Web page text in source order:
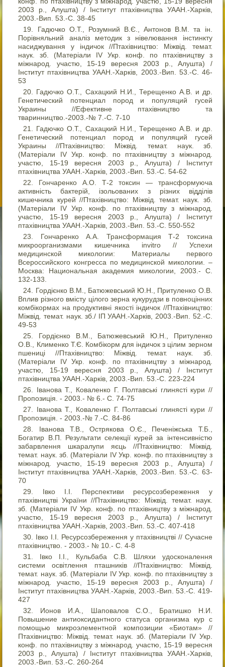
2003 р., Алушта) / Інститут птахівництва УААН.-Харків,
2003.-Вип. 53.-С. 38-45
Гадючко О.Т., Розумний В.Є., Антонов В.М. та ін.
Порівняльний аналіз методик з нівелювання інстинкту
насиджування у індичок //Птахівництво: Міжвід. темат.
наук. зб. (Матеріали IV Укр. конф. по птахівництву з
міжнарод. участю, 15-19 вересня 2003 р., Алушта) /
Інститут птахівництва УААН.-Харків, 2003.-Вип. 53.-С. 46-
53
Гадючко О.Т., Сахацкий Н.И., Терещенко А.В. и др.
Генетический потенциал пород и популяций гусей
Украины //Ефективне птахівництво та
тваринництво.-2003.-№ 7.-С. 7-10
Гадючко О.Т., Сахацкий Н.И., Терещенко А.В. и др.
Генетический потенциал пород и популяций гусей
Украины //Птахівництво: Міжвід. темат. наук. зб.
(Матеріали IV Укр. конф. по птахівництву з міжнарод.
участю, 15-19 вересня 2003 р., Алушта) / Інститут
птахівництва УААН.-Харків, 2003.-Вип. 53.-С. 54-62
Гончаренко А.О. Т-2 токсин — трансформуюча
активність бактерій, ізольованих з різних відділів
кишечника курей //Птахівництво: Міжвід. темат. наук. зб.
(Матеріали IV Укр. конф. по птахівництву з міжнарод.
участю, 15-19 вересня 2003 р., Алушта) / Інститут
птахівництва УААН.-Харків, 2003.-Вип. 53.-С. 550-552
Гончаренко А.А. Трансформация Т-2 токсина
микроорганизмами кишечника invitro // Успехи
медицинской микологии: Материалы первого
Всероссийского конгресса по медицинской микологии. –
Москва: Национальная академия микологии, 2003.- С.
132-133.
Гордієнко В.М., Батюжевський Ю.Н., Притуленко О.В.
Вплив різного вмісту цілого зерна кукурудзи в повноцінних
комбікормах на продуктивні якості індичок //Птахівництво:
Міжвід. темат. наук. зб./ ІП УААН.-Харків, 2003.-Вип. 52.-С.
49-53
Гордієнко В.М., Батюжевський Ю.Н., Притуленко
О.В., Клименко Т.Є. Комбікорм для індичок з цілим зерном
пшениці //Птахівництво: Міжвід. темат. наук. зб.
(Матеріали IV Укр. конф. по птахівництву з міжнарод.
участю, 15-19 вересня 2003 р., Алушта) / Інститут
птахівництва УААН.-Харків, 2003.-Вип. 53.-С. 223-224
Іванова Т., Коваленко Г. Полтавські глинясті кури //
Пропозиція. - 2003.- № 6.- С. 74-75
Іванова Т., Коваленко Г. Полтавські глинясті кури //
Пропозиція. - 2003.-№ 7.-С. 84-86
Іванова Т.В., Острякова О.Є., Печеніжська Т.Б.,
Богатир В.П. Результати селекції курей за інтенсивністю
забарвлення шкаралупи яєць //Птахівництво: Міжвід.
темат. наук. зб. (Матеріали IV Укр. конф. по птахівництву з
міжнарод. участю, 15-19 вересня 2003 р., Алушта) /
Інститут птахівництва УААН.-Харків, 2003.-Вип. 53.-С. 63-
70
Івко І.І. Перспективи ресурсозбереження у
птахівництві України //Птахівництво: Міжвід. темат. наук.
зб. (Матеріали IV Укр. конф. по птахівництву з міжнарод.
участю, 15-19 вересня 2003 р., Алушта) / Інститут
птахівництва УААН.-Харків, 2003.-Вип. 53.-С. 407-418
Івко І.І. Ресурсозбереження у птахівництві // Сучасне
птахівництво. - 2003.- № 10.- С. 4-8
Івко І.І., Кульбаба С.В. Шляхи удосконалення
системи освітлення пташників //Птахівництво: Міжвід.
темат. наук. зб. (Матеріали IV Укр. конф. по птахівництву з
міжнарод. участю, 15-19 вересня 2003 р., Алушта) /
Інститут птахівництва УААН.-Харків, 2003.-Вип. 53.-С. 419-
427
Ионов И.А., Шаповалов С.О., Братишко Н.И.
Повышение антиоксидантного статуса организма кур с
помощью микроэлементной композиции «Биотам» //
Птахівництво: Міжвід. темат. наук. зб. (Матеріали IV Укр.
конф. по птахівництву з міжнарод. участю, 15-19 вересня
2003 р., Алушта) / Інститут птахівництва УААН.-Харків,
2003.-Вип. 53.-С. 260-264